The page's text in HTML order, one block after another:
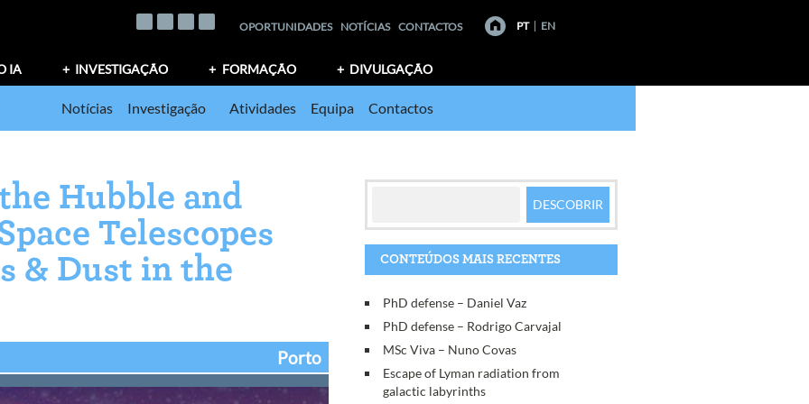
OPORTUNIDADES NOTÍCIAS CONTACTOS PT EN
IA INVESTIGAÇÃO FORMAÇÃO DIVULGAÇÃO
Notícias Investigação Atividades Equipa Contactos
Hubble and
Telescopes
& Dust in the
Porto
CONTEÚDOS MAIS RECENTES
PhD defense – Daniel Vaz
PhD defense – Rodrigo Carvajal
MSc Viva – Nuno Covas
Escape of Lyman radiation from
galactic labyrinths